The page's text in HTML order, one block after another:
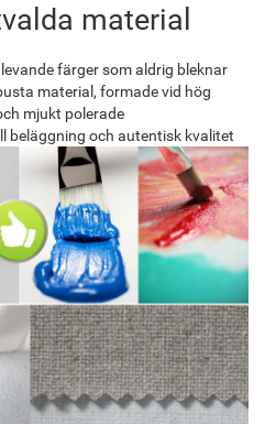
material
levande färger som aldrig bleknar
material, formade vid hög
mjukt polerade
beläggning och autentisk kvalitet